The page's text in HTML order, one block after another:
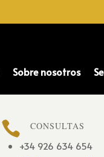
Sobre nosotros
 CONSULTAS
+34 926 634 654